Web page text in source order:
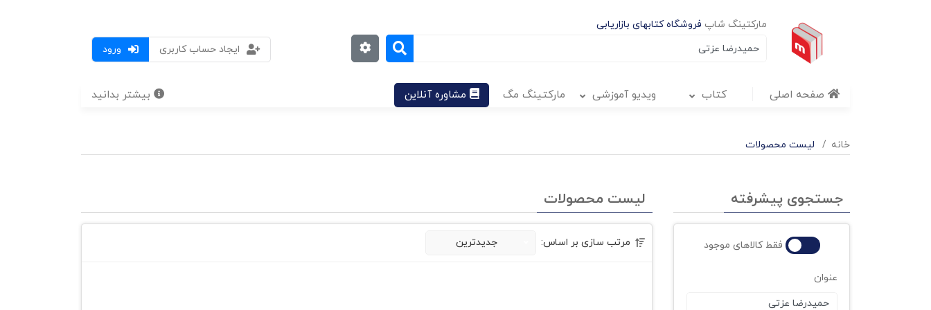
مارکتینگ شاپ فروشگاه کتابهای بازاریابی
ورود
ایجاد حساب کاربری
صفحه اصلی کتاب ویدیو آموزشی مارکتینگ مگ مشاوره آنلاین بیشتر بدانید
خانه لیست محصولات
جستجوی پیشرفته
فقط کالاهای موجود
عنوان
لیست محصولات
مرتب سازی بر اساس: جدیدترین